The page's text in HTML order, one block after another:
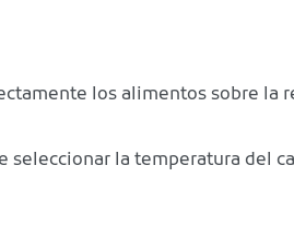
los alimentos sobre la
seleccionar la temperatura del